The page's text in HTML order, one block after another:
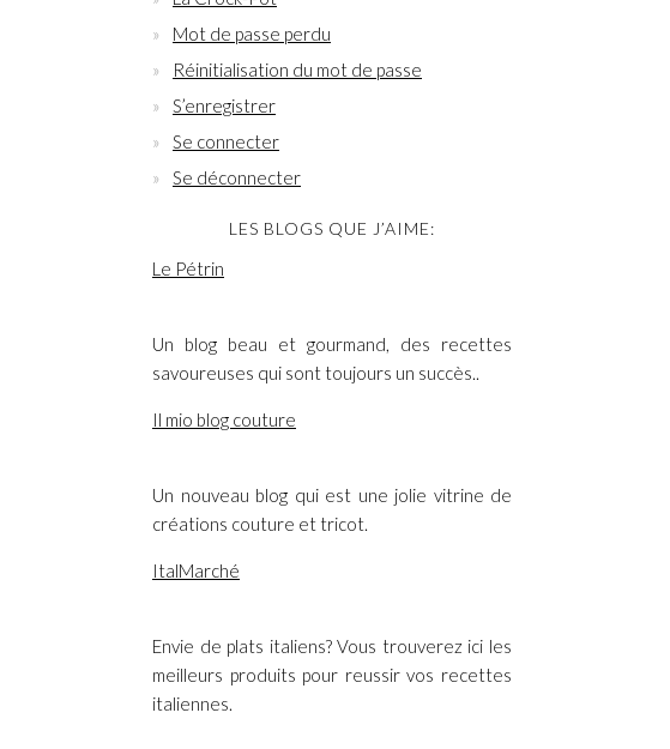
Mot de passe perdu
Réinitialisation du mot de passe
S’enregistrer
Se connecter
Se déconnecter
LES BLOGS QUE J’AIME:
Le Pétrin
Un blog beau et gourmand, des recettes
savoureuses qui sont toujours un succès..
Il mio blog couture
Un nouveau blog qui est une jolie vitrine de
créations couture et tricot.
ItalMarché
Envie de plats italiens? Vous trouverez ici les
meilleurs produits pour reussir vos recettes
italiennes.